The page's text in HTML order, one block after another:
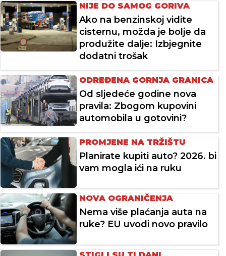
NIJE DO SAMOG GORIVA
Ako na benzinskoj vidite
cisternu, možda je bolje da
produžite dalje: Izbjegnite
dodatni trošak
ODREĐENA GORNJA GRANICA
Od sljedeće godine nova
pravila: Zbogom kupovini
automobila u gotovini?
PROMJENE NA TRŽIŠTU
Planirate kupiti auto? 2026. bi
vam mogla ići na ruku
NOVA OGRANIČENJA
Nema više plaćanja auta na
ruke? EU uvodi novo pravilo